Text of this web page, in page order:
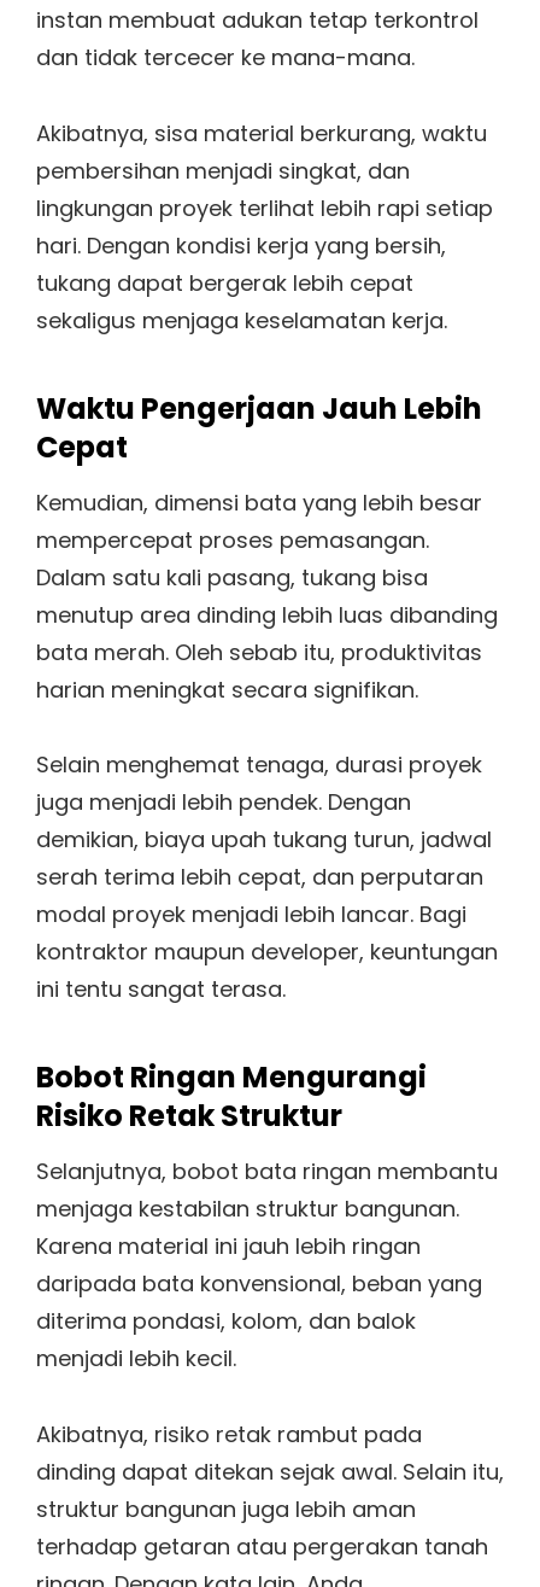
instan membuat adukan tetap terkontrol
dan tidak tercecer ke mana-mana.
Akibatnya, sisa material berkurang, waktu
pembersihan menjadi singkat, dan
lingkungan proyek terlihat lebih rapi setiap
hari. Dengan kondisi kerja yang bersih,
tukang dapat bergerak lebih cepat
sekaligus menjaga keselamatan kerja.
Waktu Pengerjaan Jauh Lebih
Cepat
Kemudian, dimensi bata yang lebih besar
mempercepat proses pemasangan.
Dalam satu kali pasang, tukang bisa
menutup area dinding lebih luas dibanding
bata merah. Oleh sebab itu, produktivitas
harian meningkat secara signifikan.
Selain menghemat tenaga, durasi proyek
juga menjadi lebih pendek. Dengan
demikian, biaya upah tukang turun, jadwal
serah terima lebih cepat, dan perputaran
modal proyek menjadi lebih lancar. Bagi
kontraktor maupun developer, keuntungan
ini tentu sangat terasa.
Bobot Ringan Mengurangi
Risiko Retak Struktur
Selanjutnya, bobot bata ringan membantu
menjaga kestabilan struktur bangunan.
Karena material ini jauh lebih ringan
daripada bata konvensional, beban yang
diterima pondasi, kolom, dan balok
menjadi lebih kecil.
Akibatnya, risiko retak rambut pada
dinding dapat ditekan sejak awal. Selain itu,
struktur bangunan juga lebih aman
terhadap getaran atau pergerakan tanah